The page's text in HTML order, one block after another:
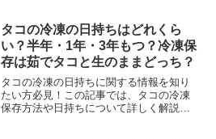
タコの冷凍の日持ちはどれくら
い？半年・1年・3年もつ？冷凍保
存は茹でタコと生のままどっち？
タコの冷凍の日持ちに関する情報を知り
たい方必見！この記事では、タコの冷凍
保存方法や日持ちについて詳しく解説し